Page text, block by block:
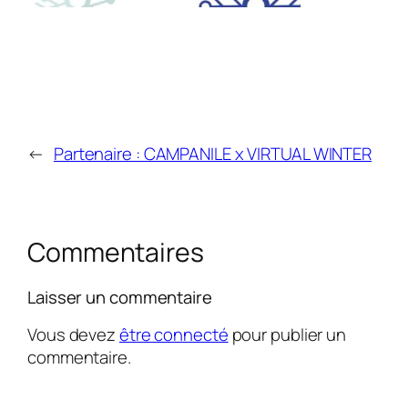
← Partenaire : CAMPANILE x VIRTUAL WINTER
Commentaires
Laisser un commentaire
Vous devezêtre connecté pour publier un
commentaire.